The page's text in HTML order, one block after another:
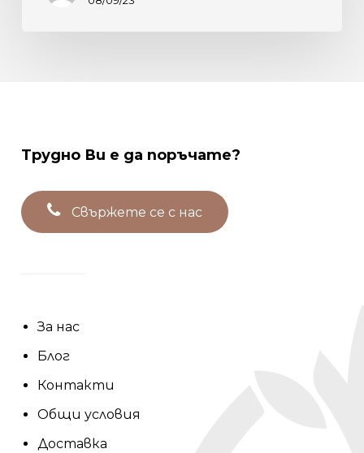
Трудно Ви е да поръчате?
Свържете се с нас
За нас
Блог
Контакти
Общи условия
Доставка